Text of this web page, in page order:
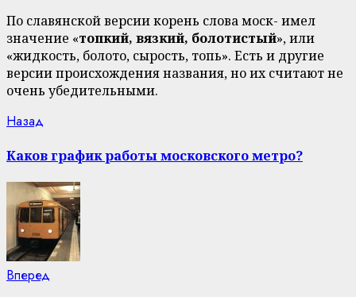
По славянской версии корень слова моск- имел
значение «топкий, вязкий, болотистый», или
«жидкость, болото, сырость, топь». Есть и другие
версии происхождения названия, но их считают не
очень убедительными.
Continue
Reading
Назад
Каков график работы московского метро?
Вперед